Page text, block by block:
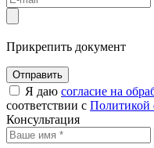
Прикрепить документ
Отправить
Я даю согласие на
соответствии с Политикой
Консультация